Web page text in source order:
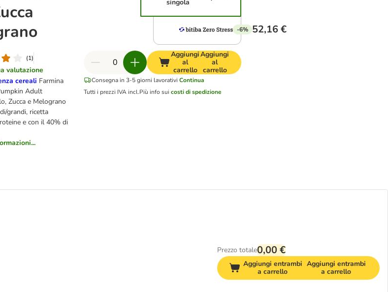
(1)
valutazione
cereali Farmina
Adult
Zucca e Melograno
grandi, ricetta
e con il 40% di
singola
-6% 52,16 €
Aggiungi
al
carrello
Aggiungi
al
carrello
Consegna in 3-5 giorni lavorativi Continua
Tutti i prezzi IVA incl.Più info suicosti di spedizione
Prezzo totale0,00 €
Aggiungi entrambi
a carrello
Aggiungi entrambi
a carrello